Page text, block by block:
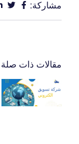
مشاركة:
مقالات ذات صلة